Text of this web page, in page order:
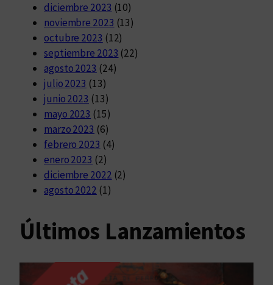
diciembre 2023 (10)
noviembre 2023 (13)
octubre 2023 (12)
septiembre 2023 (22)
agosto 2023 (24)
julio 2023 (13)
junio 2023 (13)
mayo 2023 (15)
marzo 2023 (6)
febrero 2023 (4)
enero 2023 (2)
diciembre 2022 (2)
agosto 2022 (1)
Últimos Lanzamientos